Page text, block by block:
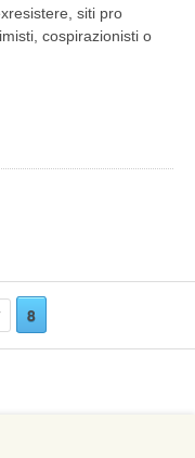
siti pro
cospirazionisti o
8